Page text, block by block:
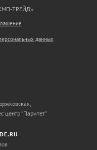
ТРЕЙД».
данных
центр “Паритет”